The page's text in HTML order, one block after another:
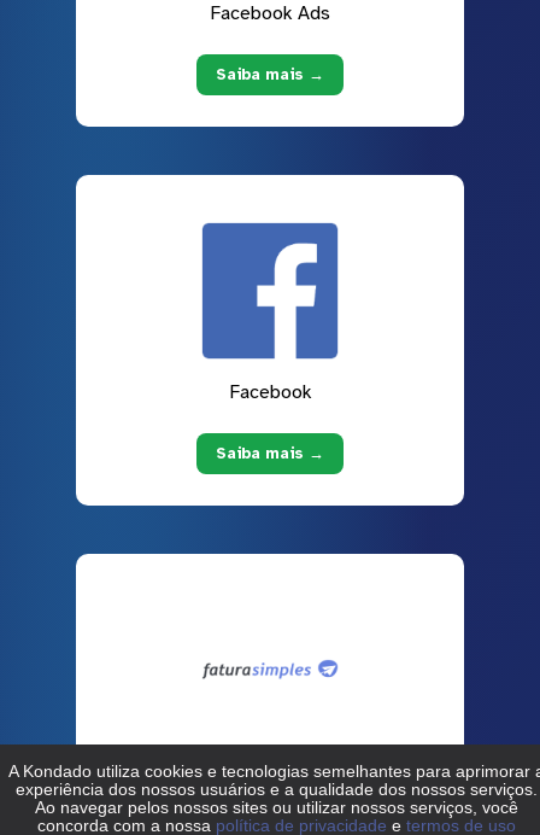
Facebook Ads
Saiba mais →
Facebook
Saiba mais →
Fatura Simples